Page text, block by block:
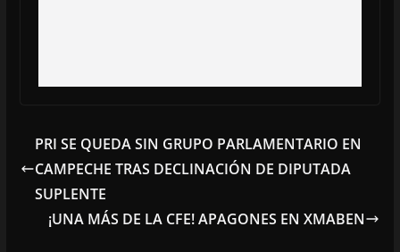
PRI SE QUEDA SIN GRUPO PARLAMENTARIO EN
CAMPECHE TRAS DECLINACIÓN DE DIPUTADA
SUPLENTE
¡UNA MÁS DE LA CFE! APAGONES EN XMABEN